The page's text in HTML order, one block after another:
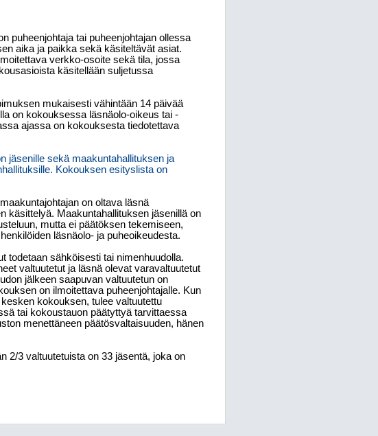
puheenjohtaja tai puheenjohtajan ollessa
aika ja paikka sekä käsiteltävät asiat.
verkko-osoite sekä tila, jossa
käsitellään suljetussa
mukaisesti vähintään 14 päivää
on kokouksessa läsnäolo-oikeus tai -
ajassa on kokouksesta tiedotettava
jäsenille sekä maakuntahallituksen ja
Kokouksen esityslista on
on oltava läsnä
käsittelyä. Maakuntahallituksen jäsenillä on
mutta ei päätöksen tekemiseen,
läsnäolo- ja puheoikeudesta.
todetaan sähköisesti tai nimenhuudolla.
valtuutetut ja läsnä olevat varavaltuutetut
jälkeen saapuvan valtuutetun on
on ilmoitettava puheenjohtajalle. Kun
kokouksen, tulee valtuutettu
tai kokoustauon päätyttyä tarvittaessa
menettäneen päätösvaltaisuuden, hänen
2/3 valtuutetuista on 33 jäsentä, joka on